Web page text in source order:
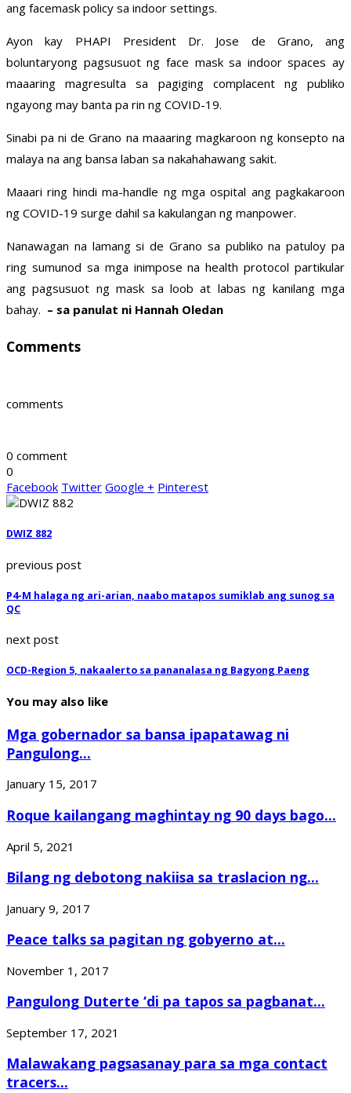
ang facemask policy sa indoor settings.
Ayon kay PHAPI President Dr. Jose de Grano, ang
boluntaryong pagsusuot ng face mask sa indoor spaces ay
maaaring magresulta sa pagiging complacent ng publiko
ngayong may banta pa rin ng COVID-19.
Sinabi pa ni de Grano na maaaring magkaroon ng konsepto na
malaya na ang bansa laban sa nakahahawang sakit.
Maaari ring hindi ma-handle ng mga ospital ang pagkakaroon
ng COVID-19 surge dahil sa kakulangan ng manpower.
Nanawagan na lamang si de Grano sa publiko na patuloy pa
ring sumunod sa mga inimpose na health protocol partikular
ang pagsusuot ng mask sa loob at labas ng kanilang mga
bahay. – sa panulat ni Hannah Oledan
Comments
comments
0 comment
0
Facebook Twitter Google + Pinterest
DWIZ 882
previous post
P4-M halaga ng ari-arian, naabo matapos sumiklab ang sunog sa
QC
next post
OCD-Region 5, nakaalerto sa pananalasa ng Bagyong Paeng
You may also like
Mga gobernador sa bansa ipapatawag ni
Pangulong...
January 15, 2017
Roque kailangang maghintay ng 90 days bago...
April 5, 2021
Bilang ng debotong nakiisa sa traslacion ng...
January 9, 2017
Peace talks sa pagitan ng gobyerno at...
November 1, 2017
Pangulong Duterte ‘di pa tapos sa pagbanat...
September 17, 2021
Malawakang pagsasanay para sa mga contact
tracers...